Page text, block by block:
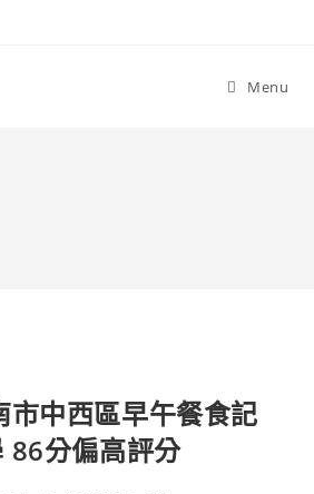
Menu
市中西區早午餐食記
86分偏高評分